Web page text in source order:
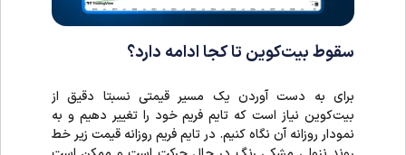
سقوط بیت‌کوین تا کجا ادامه دارد؟
برای به دست آوردن یک مسیر قیمتی نسبتا دقیق از
بیت‌کوین نیاز است که تایم فریم خود را تغییر دهیم و به
نمودار روزانه آن نگاه کنیم. در تایم فریم روزانه قیمت زیر خط